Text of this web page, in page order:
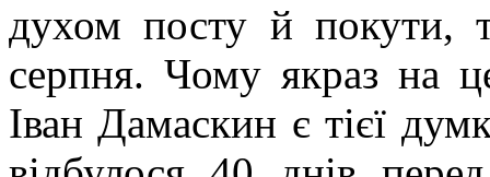
духом посту й покути,
серпня. Чому якраз на
Іван Дамаскин є тієї